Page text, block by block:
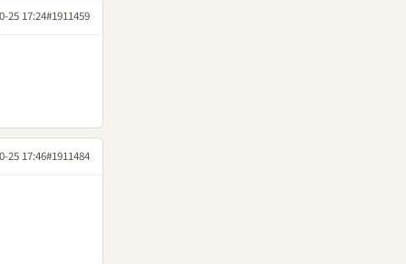
25 17:24#1911459
25 17:46#1911484